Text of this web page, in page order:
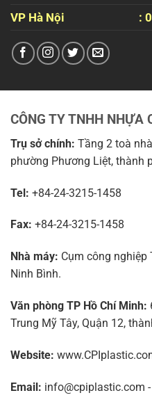
VP Hà Nội
:
CÔNG TY TNHH NHỰA
Trụ sở chính: Tầng 2 toà
phường Phương Liệt, thành
Tel: +84-24-3215-1458
Fax: +84-24-3215-1458
Nhà máy: Cụm công nghiệp
Ninh Bình.
Văn phòng TP Hồ Chí Minh:
Trung Mỹ Tây, Quận 12,
Website:
Email: info@cpiplastic.com